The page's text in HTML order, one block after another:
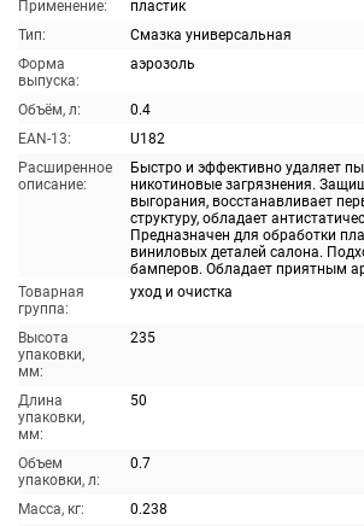
Применение:
пластик
Тип:
Смазка универсальная
Форма
выпуска:
аэрозоль
Объём, л:
0.4
EAN-13:
U182
Расширенное
описание:
Быстро и эффективно удаляет
никотиновые загрязнения.
выгорания, восстанавливает
структуру, обладает
Предназначен для обработки
виниловых деталей салона.
бамперов. Обладает приятным
Товарная
группа:
уход и очистка
Высота
упаковки,
мм:
235
Длина
упаковки,
мм:
50
Объем
упаковки, л:
0.7
Масса, кг:
0.238